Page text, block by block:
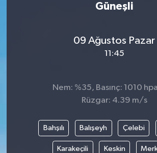
Güneşli
09 Ağustos Pazar
11:45
Nem: %35, Basınç: 1010
Rüzgar: 4.39 m/s
Bahşılı Balışeyh Çelebi
Karakeçili Keskin